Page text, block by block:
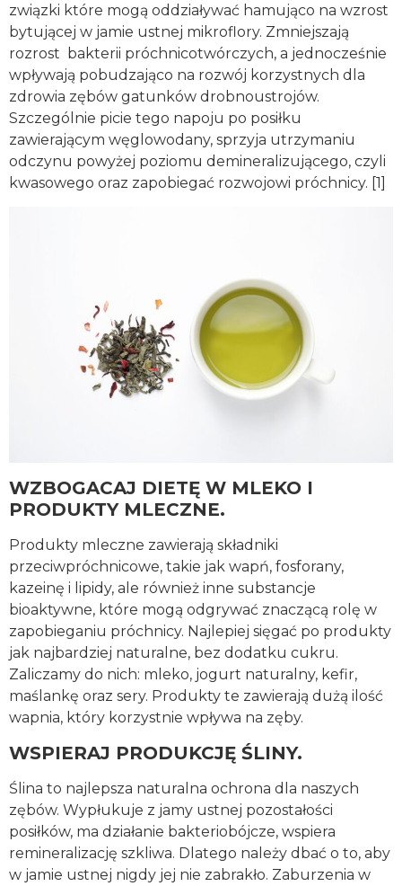
związki które mogą oddziaływać hamująco na wzrost
bytującej w jamie ustnej mikroflory. Zmniejszają
rozrost bakterii próchnicotwórczych, a jednocześnie
wpływają pobudzająco na rozwój korzystnych dla
zdrowia zębów gatunków drobnoustrojów.
Szczególnie picie tego napoju po posiłku
zawierającym węglowodany, sprzyja utrzymaniu
odczynu powyżej poziomu demineralizującego, czyli
kwasowego oraz zapobiegać rozwojowi próchnicy. [1]
WZBOGACAJ DIETĘ W MLEKO I
PRODUKTY MLECZNE.
Produkty mleczne zawierają składniki
przeciwpróchnicowe, takie jak wapń, fosforany,
kazeinę i lipidy, ale również inne substancje
bioaktywne, które mogą odgrywać znaczącą rolę w
zapobieganiu próchnicy. Najlepiej sięgać po produkty
jak najbardziej naturalne, bez dodatku cukru.
Zaliczamy do nich: mleko, jogurt naturalny, kefir,
maślankę oraz sery. Produkty te zawierają dużą ilość
wapnia, który korzystnie wpływa na zęby.
WSPIERAJ PRODUKCJĘ ŚLINY.
Ślina to najlepsza naturalna ochrona dla naszych
zębów. Wypłukuje z jamy ustnej pozostałości
posiłków, ma działanie bakteriobójcze, wspiera
remineralizację szkliwa. Dlatego należy dbać o to, aby
w jamie ustnej nigdy jej nie zabrakło. Zaburzenia w